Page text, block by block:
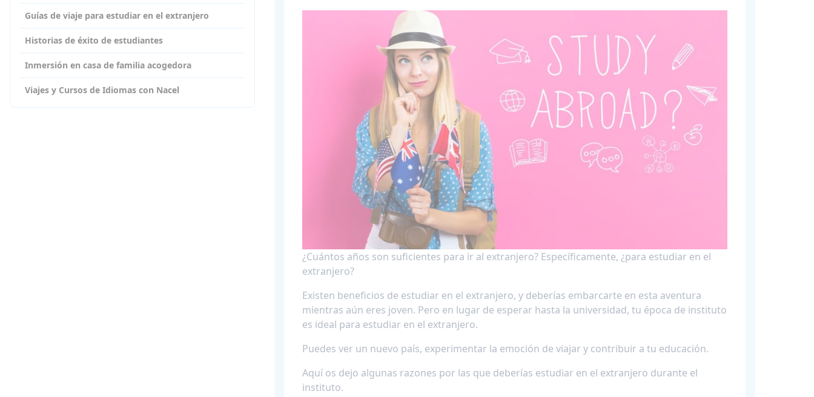
Guías de viaje para estudiar en el extranjero
Historias de éxito de estudiantes
Inmersión en casa de familia acogedora
Viajes y Cursos de Idiomas con Nacel
¿Cuántos años son suficientes para ir al extranjero? Específicamente, ¿para estudiar en el
extranjero?
Existen beneficios de estudiar en el extranjero, y deberías embarcarte en esta aventura
mientras aún eres joven. Pero en lugar de esperar hasta la universidad, tu época de instituto
es ideal para estudiar en el extranjero.
Puedes ver un nuevo país, experimentar la emoción de viajar y contribuir a tu educación.
Aquí os dejo algunas razones por las que deberías estudiar en el extranjero durante el
instituto.